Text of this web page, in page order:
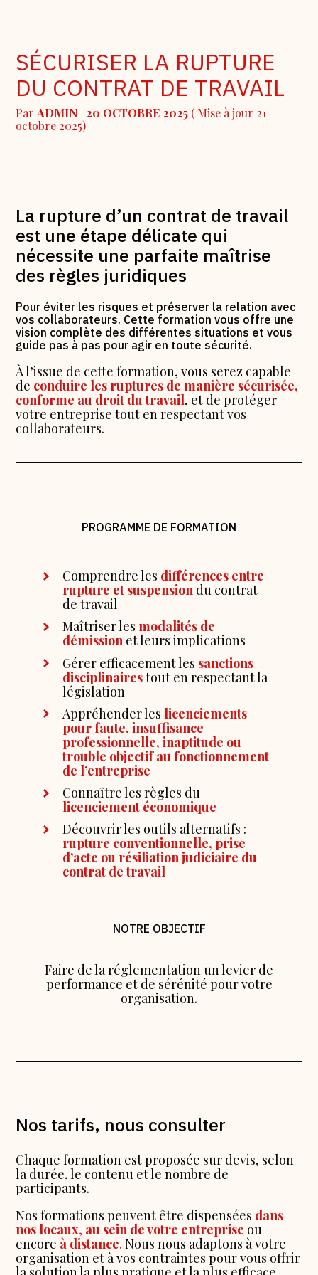
Fiscalité
RSE
Professions Immobilières
Secteur Associatif
SÉCURISER LA RUPTURE
DU CONTRAT DE TRAVAIL
ParADMIN 20 OCTOBRE 2025 ( Mise à jour 21
octobre 2025)
La rupture d’un contrat de travail
est une étape délicate qui
nécessite une parfaite maîtrise
des règles juridiques
Pour éviter les risques et préserver la relation avec
vos collaborateurs. Cette formation vous offre une
vision complète des différentes situations et vous
guide pas à pas pour agir en toute sécurité.
À l’issue de cette formation, vous serez capable
de conduire les ruptures de manière sécurisée,
conforme au droit du travail, et de protéger
votre entreprise tout en respectant vos
collaborateurs.
PROGRAMME DE FORMATION
Comprendre les différences entre
rupture et suspension du contrat
de travail
Maîtriser les modalités de
démission et leurs implications
Gérer efficacement les sanctions
disciplinairestout en respectant la
législation
Appréhender les licenciements
pour faute, insuffisance
professionnelle, inaptitude ou
trouble objectif au fonctionnement
de l’entreprise
Connaître les règles du
licenciement économique
Découvrir les outils alternatifs :
rupture conventionnelle, prise
d’acte ou résiliation judiciaire du
contrat de travail
NOTRE OBJECTIF
Faire de la réglementation un levier de
performance et de sérénité pour votre
organisation.
Nos tarifs, nous consulter
Chaque formation est proposée sur devis, selon
la durée, le contenu et le nombre de
participants.
Nos formations peuvent être dispensées dans
nos locaux, au sein de votre entreprise ou
encore à distance. Nous nous adaptons à votre
organisation et à vos contraintes pour vous offrir